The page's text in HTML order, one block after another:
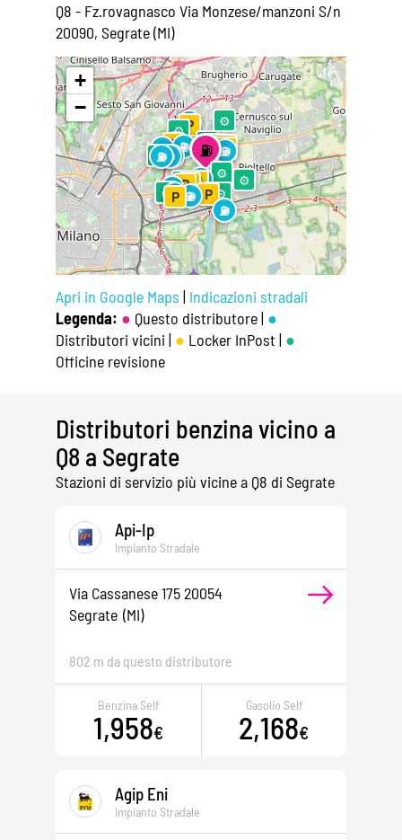
Q8 - Fz.rovagnasco Via Monzese/manzoni S/n
20090, Segrate (MI)
⛽
⛽
⛽
⛽
⛽
⛽
⛽
⛽
⛽
⛽
⛽⛽
⛽
⛽
⛽
⛽
P
P
P
P
P
P
P
P
P
P
⚙
⚙
⚙
⚙⚙
⚙
⚙
⚙
⚙
⚙
+
−
Apri in Google Maps | Indicazioni stradali
Legenda: ● Questo distributore | ●
Distributori vicini | ● Locker InPost | ●
Officine revisione
Distributori benzina vicino a
Q8 a Segrate
Stazioni di servizio più vicine a Q8 di Segrate
Api-Ip
Impianto Stradale
Via Cassanese 175 20054
Segrate (MI)
802 m da questo distributore
Benzina Self
1,958€
Gasolio Self
2,168€
Agip Eni
Impianto Stradale